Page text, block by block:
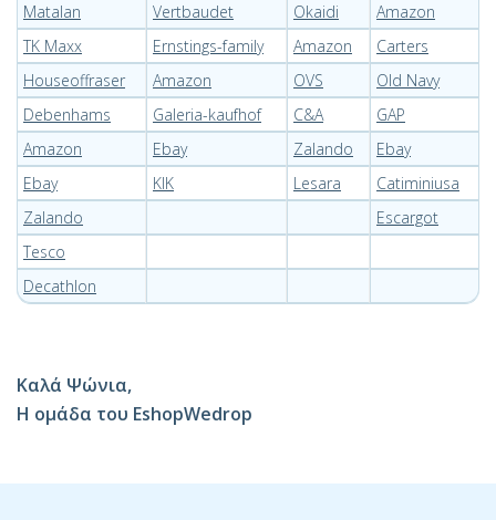
Matalan
Vertbaudet Okaidi
Amazon
TK Maxx
Ernstings-family Amazon
Carters
Houseoffraser
Amazon OVS
Old Navy
Debenhams
Galeria-kaufhof C&A
GAP
Amazon
Ebay Zalando
Ebay
Ebay
KIK Lesara
Catiminiusa
Zalando
Escargot
Tesco
Decathlon
Καλά Ψώνια,
Η ομάδα του EshopWedrop